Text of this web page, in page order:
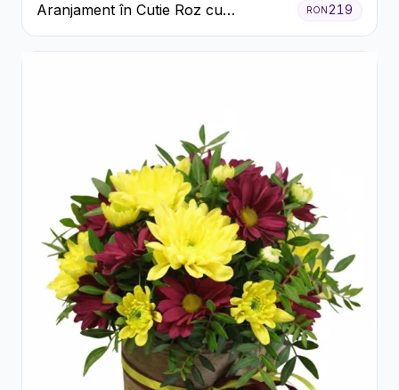
Aranjament în Cutie Roz cu
Crizanteme Albe și Lila
RON219